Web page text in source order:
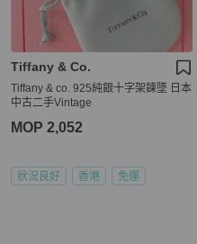
Tiffany & Co.
Tiffany & co. 925純銀十字架鍊墜 日本
中古二手Vintage
MOP 2,052
狀況良好 香港 免運